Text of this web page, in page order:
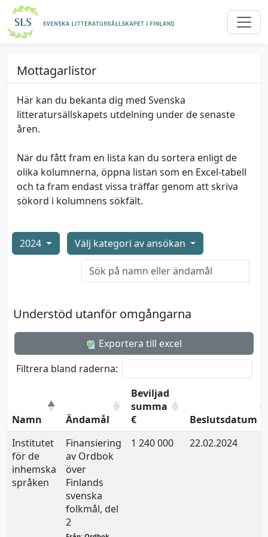
Mottagarlistor
Här kan du bekanta dig med Svenska
litteratursällskapets utdelning under de senaste
åren.
När du fått fram en lista kan du sortera enligt de
olika kolumnerna, öppna listan som en Excel-tabell
och ta fram endast vissa träffar genom att skriva
sökord i kolumnens sökfält.
2024 Välj kategori av ansökan
Understöd utanför omgångarna
Exportera till excel
Filtrera bland raderna:
Namn Ändamål
Beviljad
summa
€
Beslutsdatum
Institutet
för de
inhemska
språken
Finansiering
av Ordbok
över
Finlands
svenska
folkmål, del
2
1 240 000 22.02.2024